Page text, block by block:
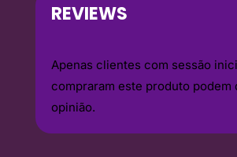
REVIEWS
Apenas clientes com sessão
compraram este produto podem
opinião.